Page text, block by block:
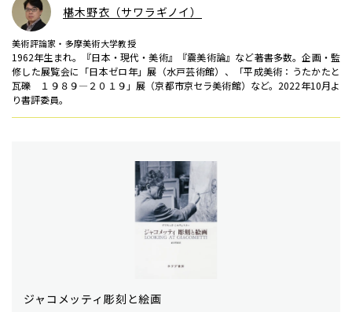
椹木野衣（サワラギノイ）
美術評論家・多摩美術大学教授
1962年生まれ。『日本・現代・美術』『震美術論』など著書多数。企画・監
修した展覧会に「日本ゼロ年」展（水戸芸術館）、「平成美術：うたかたと
瓦礫 １９８９―２０１９」展（京都市京セラ美術館）など。2022年10月よ
り書評委員。
ジャコメッティ彫刻と絵画